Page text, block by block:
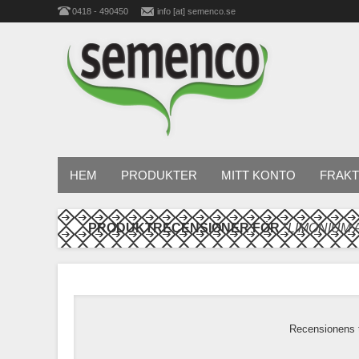
0418 - 490450 info [at] semenco.se
HEM PRODUKTER MITT KONTO
PRODUKTRECENSIONER FÖR LIMONIUM
Recensionens